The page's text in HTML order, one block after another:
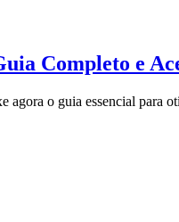
Completo e
agora o guia essencial para